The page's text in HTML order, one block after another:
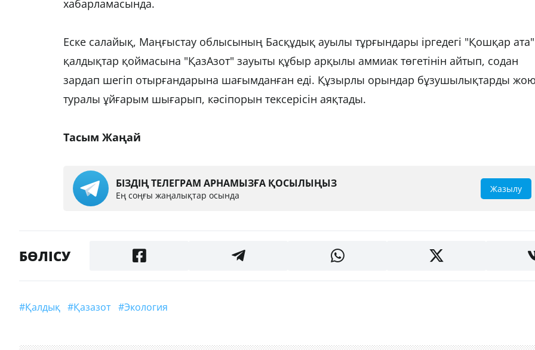
хабарламасында.
Еске салайық, Маңғыстау облысының Басқұдық ауылы тұрғындары іргедегі "Қошқар ата"
қалдықтар қоймасына "ҚазАзот" зауыты құбыр арқылы аммиак төгетінін айтып, содан
зардап шегіп отырғандарына шағымданған еді. Құзырлы орындар бұзушылықтарды
туралы ұйғарым шығарып, кәсіпорын тексерісін аяқтады.
Тасым Жаңай
БІЗДІҢ ТЕЛЕГРАМ АРНАМЫЗҒА ҚОСЫЛЫҢЫЗ
Ең соңғы жаңалықтар осында
Жазылу
БӨЛІСУ
#қалдық #Қазазот #экология